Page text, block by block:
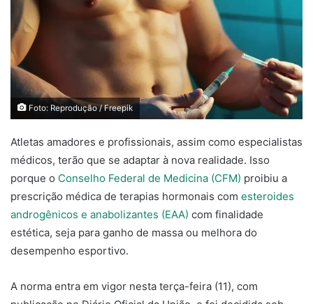
Foto: Reprodução / Freepik
Atletas amadores e profissionais, assim como especialistas
médicos, terão que se adaptar à nova realidade. Isso
porque o Conselho Federal de Medicina (CFM) proibiu a
prescrição médica de terapias hormonais com esteroides
androgênicos e anabolizantes (EAA) com finalidade
estética, seja para ganho de massa ou melhora do
desempenho esportivo.
A norma entra em vigor nesta terça-feira (11), com